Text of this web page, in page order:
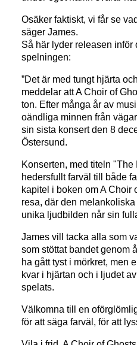
Osäker faktiskt, vi får se
säger James.
Så här lyder releasen inför
spelningen:
”Det är med tungt hjärta
meddelar att A Choir of
ton. Efter många år av
oändliga minnen från
sin sista konsert den 8
Östersund.
Konserten, med titeln "The
hedersfullt farväl till både
kapitel i boken om A Choir
resa, där den
unika ljudbilden når sin
James vill tacka alla som
som stöttat bandet genom
ha gått tyst i mörkret, men
kvar i hjärtan och i ljudet
spelats.
Välkomna till en
för att säga farväl, för att